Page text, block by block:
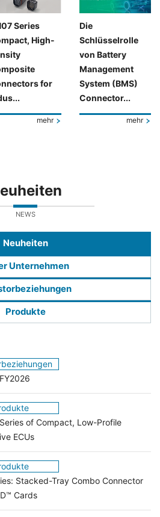
Series
High-
for
mehr
Die
Schlüsselrolle
von Battery
Management
System (BMS)
Connector...
mehr
NEWS
Neuheiten
Unternehmen
Produkte
of Compact, Low-Profile
ECUs
Stacked-Tray Combo Connector
Cards